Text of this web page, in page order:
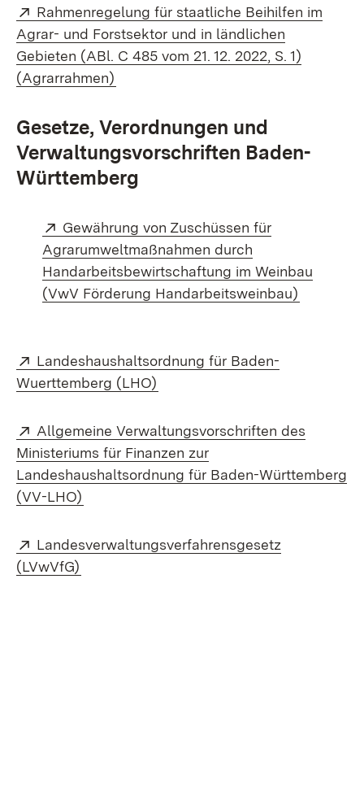
Extern:
Rahmenregelung für staatliche Beihilfen im
Agrar- und Forstsektor und in ländlichen
Gebieten (ABl. C 485 vom 21. 12. 2022, S. 1)
(Agrarrahmen)
Gesetze, Verordnungen und
Verwaltungsvorschriften Baden-
Württemberg
Extern:
Gewährung von Zuschüssen für
Agrarumweltmaßnahmen durch
Handarbeitsbewirtschaftung im Weinbau
(VwV Förderung Handarbeitsweinbau)
Extern:
Landeshaushaltsordnung für Baden-
Wuerttemberg (LHO)
Extern:
Allgemeine Verwaltungsvorschriften des
Ministeriums für Finanzen zur
Landeshaushaltsordnung für Baden-Württemberg
(VV-LHO)
Extern:
Landesverwaltungsverfahrensgesetz
(LVwVfG)